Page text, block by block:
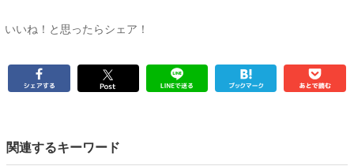
いいね！と思ったらシェア！
関連するキーワード